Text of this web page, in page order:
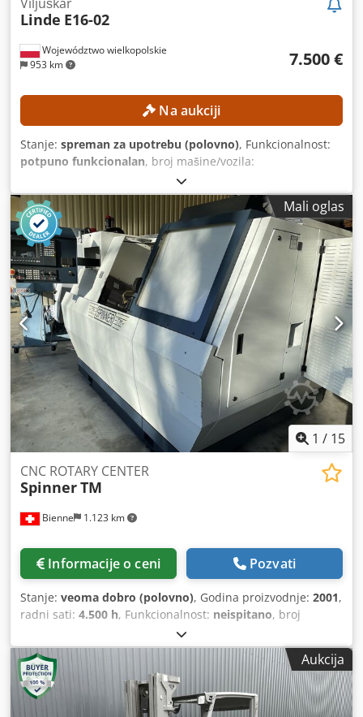
Województwo wielkopolskie
953 km
Viljuškar
Linde E16-02
7.500 €
Na aukciji
Stanje: spreman za upotrebu (polovno), Funkcionalnost:
potpuno funkcionalan, broj mašine/vozila:
, Godina proizvodnje:
h, visina dizanja:4.625 mm, slobodno podizanje:1.500
mm, građevinska visina: 2.121 mm , Oprema:bočni
pomak, Bez minimalne cene – garantovana prodaja po
najvišoj ponudi! TEHNIČKE KARAKTERISTIKE Visina
podizanja: 4.625 mm Visina: 2.121 mm Slobodni hod: 1.500
mm PODACI O MAŠINI Dcjdpfozrlwijx Akujk Tip jarbola:
Triplex jarbol sa slobodnim hodom Napon baterije: 48 V
Kapacitet baterije: 585 Ah Gume: nove Radno vreme: 5.612
sati OPREMA Kabina Baterija Punjač Bočni pomerac
Eksterna referenca: SL11370SP
Mali oglas
1 / 15
Bienne 1.123 km
CNC ROTARY CENTER
SpinnerTM
Informacije o ceni Pozvati
Stanje: veoma dobro (polovno), Godina proizvodnje: 2001,
radni sati: 4.500 h, Funkcionalnost: neispitano, broj
, Poreklo proizvodnje CE - Nemačka
Napon 400V Neto težina 7500 kg Dimenzije 2,9 x 2,3 x 2,3
m. 29731 h - Rad 4500 h SPECIFIKACIJE OSE Najveće
putovanje X-osom 400 mm Najveća putovanja Y-osa 300
mm Najveće putovanje Z1 osa 475 mm Najveće putovanje
Aukcija